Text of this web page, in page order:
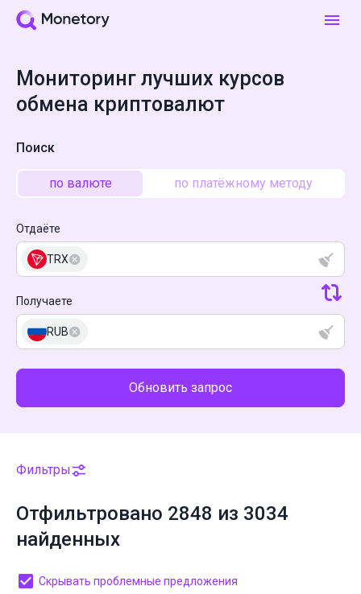
Мониторинг лучших курсов
обмена криптовалют
Поиск
по валюте по платёжному методу
Отдаёте
TRX
Получаете
RUB
Обновить запрос
Фильтры
Отфильтровано 2848 из 3034
найденных
Скрывать проблемные предложения